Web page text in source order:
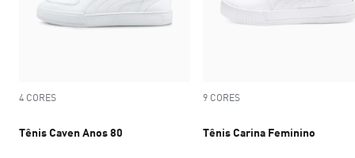
4 CORES
Tênis Caven Anos 80
9 CORES
Tênis Carina Feminino